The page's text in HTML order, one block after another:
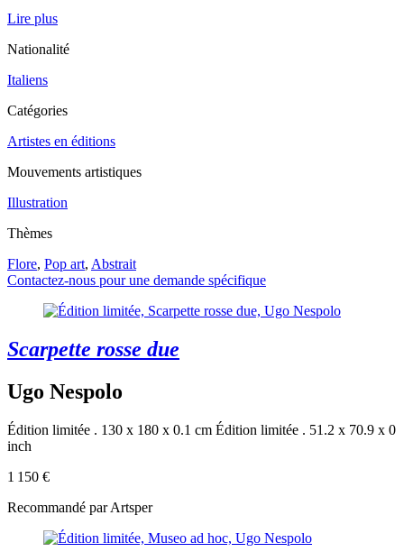
Lire plus
Nationalité
Italiens
Catégories
Artistes en éditions
Mouvements artistiques
Illustration
Thèmes
Flore, Pop art, Abstrait
Contactez-nous pour une demande spécifique
Scarpette rosse due
Ugo Nespolo
Édition limitée . 130 x 180 x 0.1 cm Édition limitée . 51.2 x 70.9 x 0
inch
1 150 €
Recommandé par Artsper